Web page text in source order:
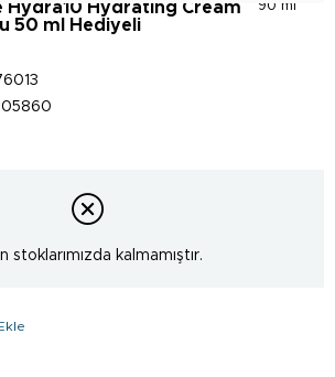
90 ml
Hydra10 Hydrating Cream
50 ml Hediyeli
stoklarımızda kalmamıştır.